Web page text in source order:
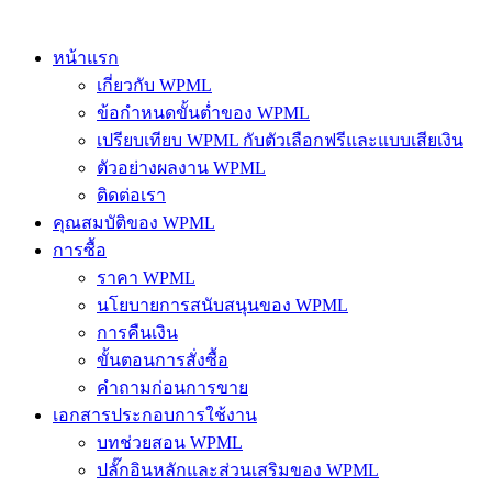
หน้าแรก
เกี่ยวกับ WPML
ข้อกำหนดขั้นต่ำของ WPML
เปรียบเทียบ WPML กับตัวเลือกฟรีและแบบเสียเงิน
ตัวอย่างผลงาน WPML
ติดต่อเรา
คุณสมบัติของ WPML
การซื้อ
ราคา WPML
นโยบายการสนับสนุนของ WPML
การคืนเงิน
ขั้นตอนการสั่งซื้อ
คำถามก่อนการขาย
เอกสารประกอบการใช้งาน
บทช่วยสอน WPML
ปลั๊กอินหลักและส่วนเสริมของ WPML